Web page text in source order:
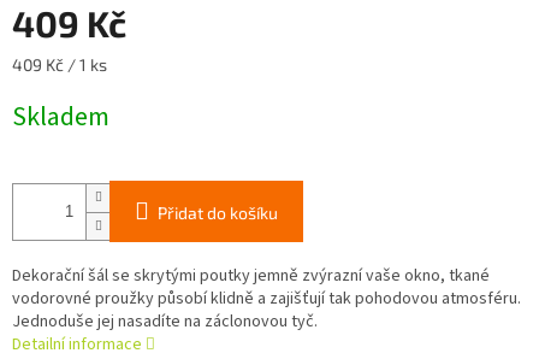
409 Kč
Měrná
409 Kč / 1 ks
Skladem
Přidat do košíku
Dekorační šál se skrytými poutky jemně zvýrazní vaše okno, tkané
vodorovné proužky působí klidně a zajišťují tak pohodovou atmosféru.
Jednoduše jej nasadíte na záclonovou tyč.
Detailní informace